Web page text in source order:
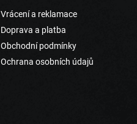
Vrácení a reklamace
Doprava a platba
Obchodní podmínky
Ochrana osobních údajů